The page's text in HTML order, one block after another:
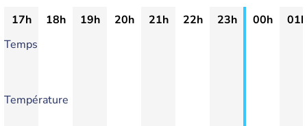
17h 18h 19h 20h 21h 22h 23h 00h
01h
Temps
Température